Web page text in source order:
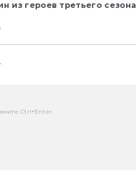
из героев третьего сезона
Ctrl+Enter.